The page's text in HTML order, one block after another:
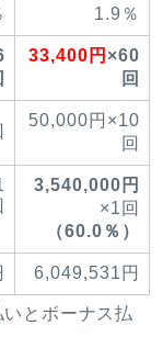
1.9％
33,400円 ×60
回
50,000円×10
回
3,540,000円
×1回
（60.0 ％）
6,049,531円
とボーナス払